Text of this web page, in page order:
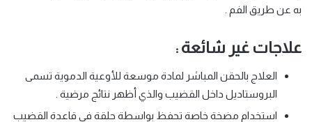
به عن طريق الفم .
علاجات غير شائعة :
العلاج بالحقن المباشر لمادة موسعة للأوعية الدموية تسمى
البروستاديل داخل القضيب والذي أظهر نتائج مرضية .
استخدام مضخة خاصة تحفظ بواسطة حلقة في قاعدة القضيب